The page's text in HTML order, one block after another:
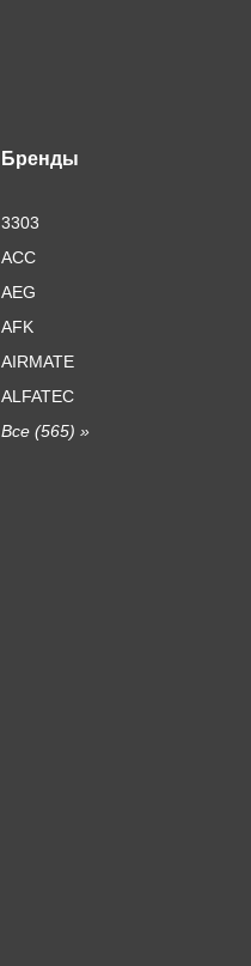
Бренды
3303
ACC
AEG
AFK
AIRMATE
ALFATEC
Все (565) »